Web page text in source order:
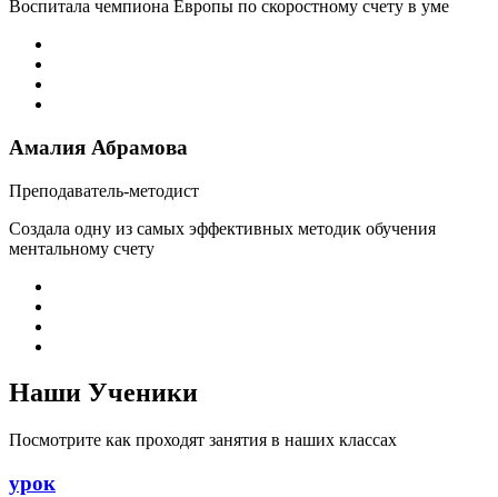
Воспитала чемпиона Европы по скоростному счету в уме
Амалия Абрамова
Преподаватель-методист
Создала одну из самых эффективных методик обучения
ментальному счету
Наши Ученики
Посмотрите как проходят занятия в наших классах
урок